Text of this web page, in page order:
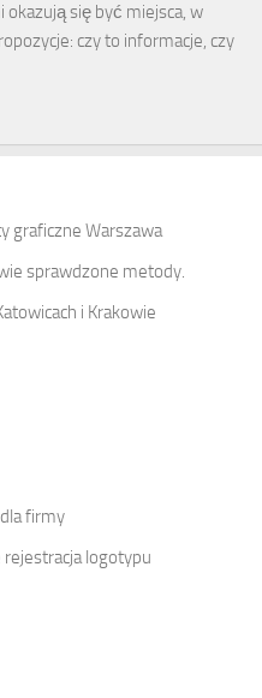
się być miejsca, w
czy to informacje, czy
graficzne Warszawa
sprawdzone metody.
i Krakowie
firmy
logotypu